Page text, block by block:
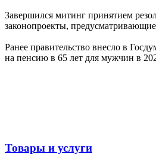
Завершился митинг принятием
законопроекты,
Ранее правительство внесло в
на пенсию в 65 лет для мужчин в
Товары и услуги